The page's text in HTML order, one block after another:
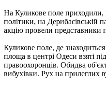
На Куликове поле приходили,
політики, на Дерибасівській
акцію провели представники
Куликове поле, де
площа в центрі Одеси взяті
правоохоронців. Обидва
вибухівки. Рух на прилеглих